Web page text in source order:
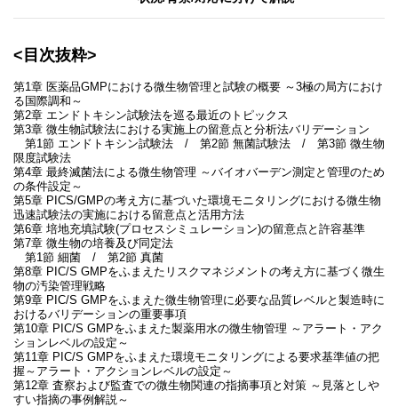
<目次抜粋>
第1章 医薬品GMPにおける微生物管理と試験の概要 ～3極の局方におけ
る国際調和～
第2章 エンドトキシン試験法を巡る最近のトピックス
第3章 微生物試験法における実施上の留意点と分析法バリデーション
第1節 エンドトキシン試験法 / 第2節 無菌試験法 / 第3節 微生物
限度試験法
第4章 最終滅菌法による微生物管理 ～バイオバーデン測定と管理のため
の条件設定～
第5章 PICS/GMPの考え方に基づいた環境モニタリングにおける微生物
迅速試験法の実施における留意点と活用方法
第6章 培地充填試験(プロセスシミュレーション)の留意点と許容基準
第7章 微生物の培養及び同定法
第1節 細菌 / 第2節 真菌
第8章 PIC/S GMPをふまえたリスクマネジメントの考え方に基づく微生
物の汚染管理戦略
第9章 PIC/S GMPをふまえた微生物管理に必要な品質レベルと製造時に
おけるバリデーションの重要事項
第10章 PIC/S GMPをふまえた製薬用水の微生物管理 ～アラート・アク
ションレベルの設定～
第11章 PIC/S GMPをふまえた環境モニタリングによる要求基準値の把
握～アラート・アクションレベルの設定～
第12章 査察および監査での微生物関連の指摘事項と対策 ～見落としや
すい指摘の事例解説～